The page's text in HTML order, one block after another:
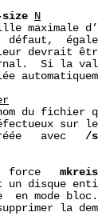
size
N
maximale
défaut,
devrait
Si la
du fichier
sur
avec
/
force
un disque
en mode
la